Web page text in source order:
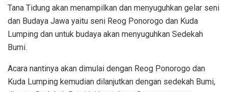
Tana Tidung akan menampilkan dan menyuguhkan gelar seni
dan Budaya Jawa yaitu seni Reog Ponorogo dan Kuda
Lumping dan untuk budaya akan menyuguhkan Sedekah
Bumi.
Acara nantinya akan dimulai dengan Reog Ponorogo dan
Kuda Lumping kemudian dilanjutkan dengan sedekah Bumi,